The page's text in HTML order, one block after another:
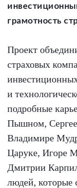
грамотность
Проект
страховых
и
подробные
Пышном, Сергее
Владимире
Царуке, Игоре
Дмитрии
людей, которые